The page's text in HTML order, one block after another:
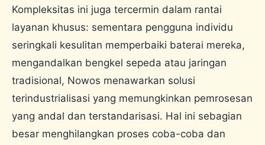
Kompleksitas ini juga tercermin dalam rantai
layanan khusus: sementara pengguna individu
seringkali kesulitan memperbaiki baterai mereka,
mengandalkan bengkel sepeda atau jaringan
tradisional, Nowos menawarkan solusi
terindustrialisasi yang memungkinkan pemrosesan
yang andal dan terstandarisasi. Hal ini sebagian
besar menghilangkan proses coba-coba dan